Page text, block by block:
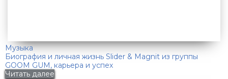
Музыка
Биография и личная жизнь Slider & Magnit из группы
GOOM GUM, карьера и успех
Читать далее